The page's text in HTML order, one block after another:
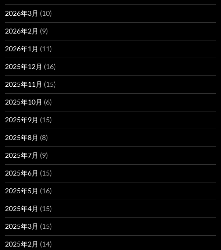
2026年3月 (10)
2026年2月 (9)
2026年1月 (11)
2025年12月 (16)
2025年11月 (15)
2025年10月 (6)
2025年9月 (15)
2025年8月 (8)
2025年7月 (9)
2025年6月 (15)
2025年5月 (16)
2025年4月 (15)
2025年3月 (15)
2025年2月 (14)